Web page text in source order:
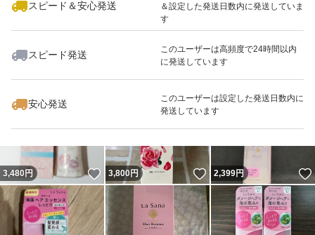
スピード＆安心発送
＆設定した発送日数内に発送していま
す
スピード発送
このユーザーは高頻度で24時間以内
に発送しています
安心発送
このユーザーは設定した発送日数内に
発送しています
いいね！
2,650
3,480円 いいね！
3,800円 いいね！
2,399円